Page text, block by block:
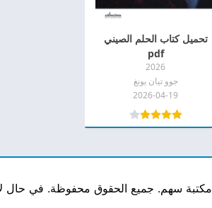
تحميل كتاب الحلم الصيني
pdf
2026
جوو تيان يونغ
2026-04-19
مكتبة سهم. جميع الحقوق محفوظة. في حال